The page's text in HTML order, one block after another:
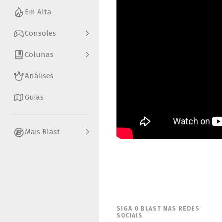
Em Alta
Consoles
Colunas
Análises
Guias
Mais Blast
SIGA O BLAST NAS REDES
SOCIAIS